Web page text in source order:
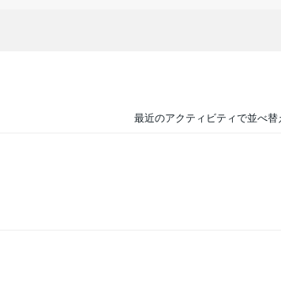
最近のアクティビティで並べ